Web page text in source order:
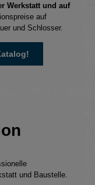
Werkstatt und auf
auf
und Schlosser.
und Baustelle.